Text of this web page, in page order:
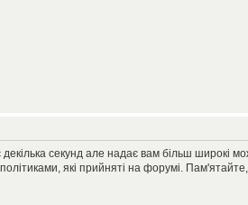
секунд але надає вам більш широкі
які прийняті на форумі.